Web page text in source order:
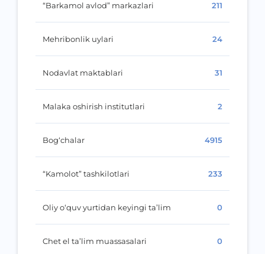
“Barkamol avlod” markazlari 211
Mehribonlik uylari 24
Nodavlat maktablari 31
Malaka oshirish institutlari 2
Bog‘chalar 4915
“Kamolot” tashkilotlari 233
Oliy o‘quv yurtidan keyingi ta’lim 0
Chet el ta’lim muassasalari 0